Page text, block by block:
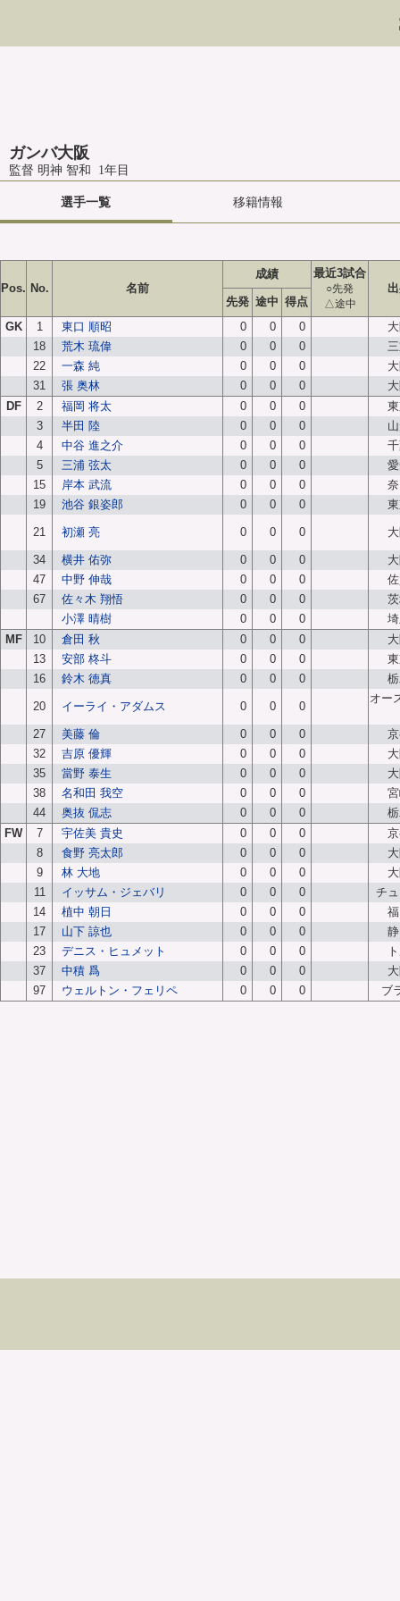
ガンバ大阪
監督 明神 智和 1年目
選手一覧 移籍情報
Pos. No. 名前
成績 最近3試合
○先発
△途中
先発 途中 得点
GK
1 東口 順昭 0 0 0
18
荒木 琉偉 0 0 0
22
一森 純 0 0 0
31
張 奥林 0 0 0
DF
2 福岡 将太 0 0 0
3
半田 陸 0 0 0
4
中谷 進之介 0 0 0
5
三浦 弦太 0 0 0
15
岸本 武流 0 0 0
19
池谷 銀姿郎 0 0 0
21 初瀬 亮 0 0 0
34 横井 佑弥 0 0 0
47
中野 伸哉 0 0 0
67
佐々木 翔悟 0 0 0
小澤 晴樹
0 0 0
MF
10 倉田 秋 0 0 0
13
安部 柊斗 0 0 0
16
鈴木 徳真 0 0 0
20 イーライ・アダムス 0 0 0
オー
27
美藤 倫 0 0 0
32
吉原 優輝 0 0 0
35
當野 泰生 0 0 0
38
名和田 我空 0 0 0
44
奥抜 侃志 0 0 0
FW
7 宇佐美 貴史 0 0 0
8
食野 亮太郎 0 0 0
9
林 大地 0 0 0
11
イッサム・ジェバリ 0 0 0
チ
14
植中 朝日 0 0 0
17
山下 諒也 0 0 0
23
デニス・ヒュメット 0 0 0
37
中積 爲 0 0 0
97
ウェルトン・フェリペ 0 0 0 ブ